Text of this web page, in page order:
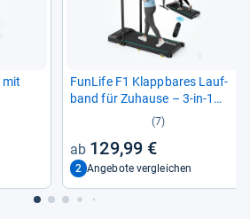
mit
Fun­Life F1 Klapp­ba­res Lauf­
band für Zuhause – 3-​in-​1
Mini Lauf­band mit Hal­te­griff
(7)
129,99 €
2 Angebote vergleichen